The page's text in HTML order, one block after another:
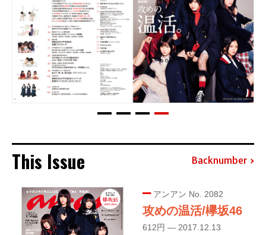
This Issue Backnumber
アンアン No. 2082
攻めの温活/欅坂46
612円 — 2017.12.13